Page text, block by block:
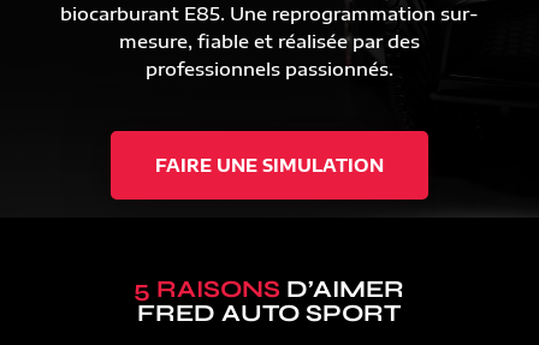
biocarburant E85. Une reprogrammation sur-
mesure, fiable et réalisée par des
professionnels passionnés.
FAIRE UNE SIMULATION
5 RAISONS D’AIMER
FRED AUTO SPORT